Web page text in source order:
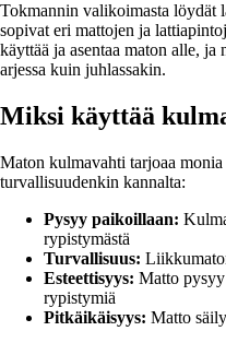
Tokmannin valikoimasta löydät
sopivat eri mattojen ja
käyttää ja asentaa maton alle,
arjessa kuin juhlassakin.
Miksi käyttää
Maton kulmavahti tarjoaa
turvallisuudenkin kannalta:
Pysyy paikoillaan:
rypistymästä
Turvallisuus:
Esteettisyys: Matto
rypistymiä
Pitkäikäisyys: Matto